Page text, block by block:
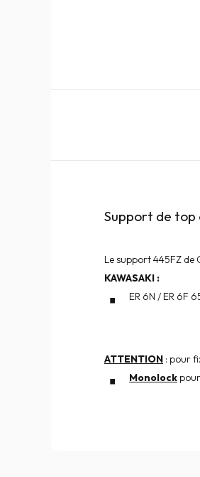
Support de top
Le support 445FZ de
KAWASAKI :
ER 6N / ER 6F
ATTENTION : pour
Monolock